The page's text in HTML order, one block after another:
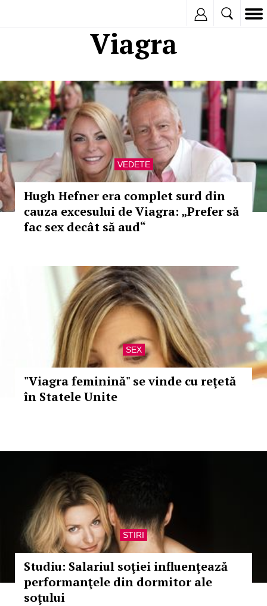
Viagra
VEDETE
Hugh Hefner era complet surd din
cauza excesului de Viagra: „Prefer să
fac sex decât să aud“
SEX
"Viagra feminină" se vinde cu reţetă
în Statele Unite
STIRI
Studiu: Salariul soţiei influenţează
performanţele din dormitor ale
soţului